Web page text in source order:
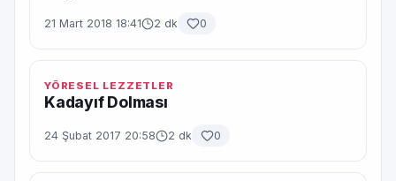
21 Mart 2018 18:41 2 dk 0
YÖRESEL LEZZETLER
Kadayıf Dolması
24 Şubat 2017 20:58 2 dk 0